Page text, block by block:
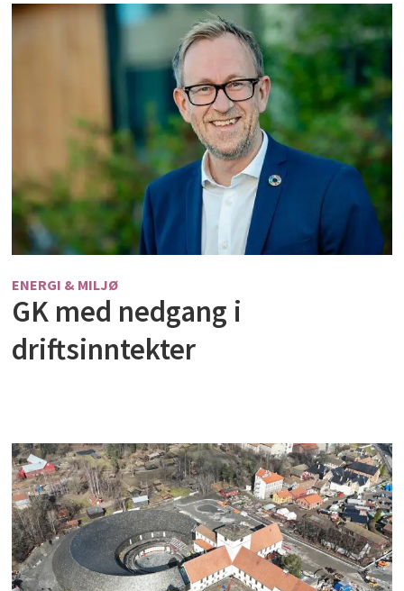
ENERGI & MILJØ
GK med nedgang i
driftsinntekter